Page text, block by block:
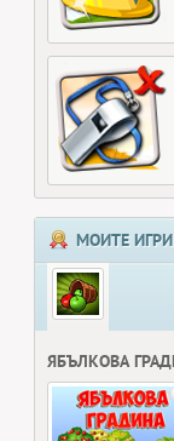
МОИТЕ ИГРИ
ЯБЪЛКОВА